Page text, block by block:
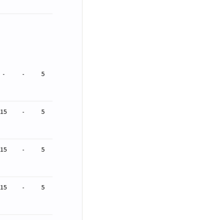
- - 5
15 - 5
15 - 5
15 - 5